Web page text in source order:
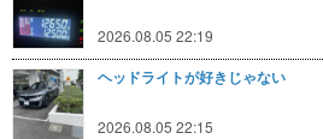
2026.08.05 22:19
ヘッドライトが好きじゃない
2026.08.05 22:15